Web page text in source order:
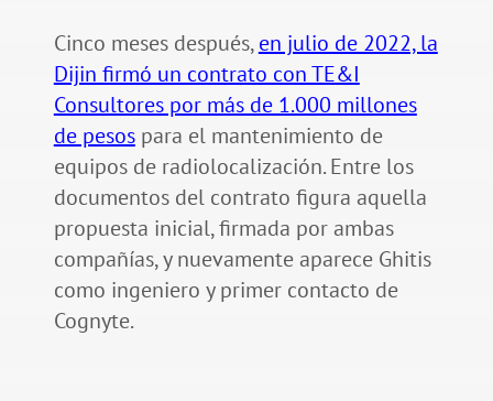
Cinco meses después,en julio de 2022, la
Dijin firmó un contrato con TE&I
Consultores por más de 1.000 millones
de pesospara el mantenimiento de
equipos de radiolocalización. Entre los
documentos del contrato figura aquella
propuesta inicial, firmada por ambas
compañías, y nuevamente aparece Ghitis
como ingeniero y primer contacto de
Cognyte.